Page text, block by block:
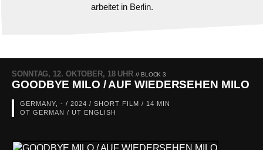
arbeitet in Berlin.
SONNTAG, 12. OKTOBER, 18 UHR// BLOCK 3
GOODBYE MILO / AUF WIEDERSEHEN MILO
GERMANY, - / 2024 / SHORT FILM / 14 MIN
OT GERMAN / UT ENGLISH